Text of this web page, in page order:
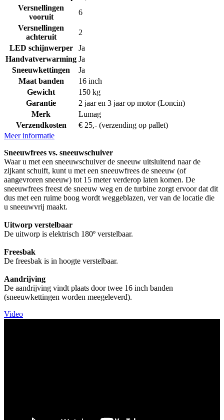
Versnellingen
vooruit
6
Versnellingen
achteruit
2
LED schijnwerper
Ja
Handvatverwarming Ja
Sneeuwkettingen
Ja
Maat banden
16 inch
Gewicht
150 kg
Garantie
2 jaar en 3 jaar op motor (Loncin)
Merk
Lumag
Verzendkosten
€ 25,- (verzending op pallet)
Meer informatie
Sneeuwfrees vs. sneeuwschuiver
Waar u met een sneeuwschuiver de sneeuw uitsluitend naar de
zijkant schuift, kunt u met een sneeuwfrees de sneeuw (of
aangevroren sneeuw) tot 15 meter verderop laten komen. De
sneeuwfrees freest de sneeuw weg en de turbine zorgt ervoor dat dit
dus met een ruime boog wordt weggeblazen, ver van de locatie die
u sneeuwvrij maakt.
Uitworp verstelbaar
De uitworp is elektrisch 180º verstelbaar.
Freesbak
De freesbak is in hoogte verstelbaar.
Aandrijving
De aandrijving vindt plaats door twee 16 inch banden
(sneeuwkettingen worden meegeleverd).
Video